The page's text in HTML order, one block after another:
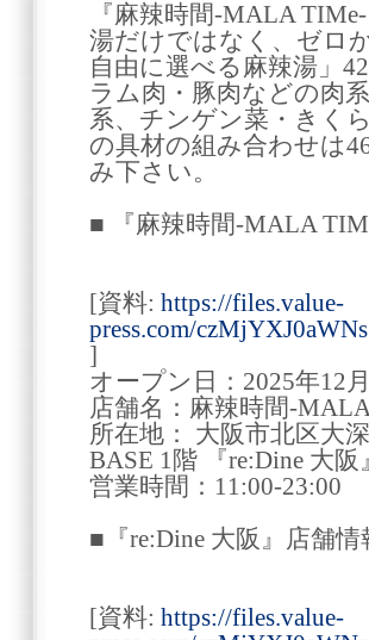
『麻辣時間-MALA
湯だけではなく、ゼロ
自由に選べる麻辣湯」
ラム肉・豚肉などの肉
系、チンゲン菜・きく
の具材の組み合わせは
み下さい。
■ 『麻辣時間-MALA
[資料: https://files.value-
press.com/
]
オープン日：2025年12月
店舗名：麻辣時間-
所在地： 大阪市北区大
BASE 1階 『re:Dine 大阪
営業時間：11:00-23:00
■『re:Dine 大阪』店舗情
[資料: https://files.value-